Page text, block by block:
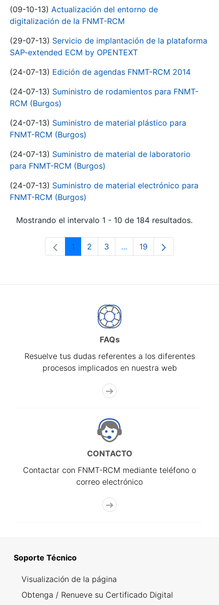
(09-10-13) Actualización del entorno de
digitalización de la FNMT-RCM
(29-07-13) Servicio de implantación de la plataforma
SAP-extended ECM by OPENTEXT
(24-07-13) Edición de agendas FNMT-RCM 2014
(24-07-13) Suministro de rodamientos para FNMT-
RCM (Burgos)
(24-07-13) Suministro de material plástico para
FNMT-RCM (Burgos)
(24-07-13) Suministro de material de laboratorio
para FNMT-RCM (Burgos)
(24-07-13) Suministro de material electrónico para
FNMT-RCM (Burgos)
Mostrando el intervalo 1 - 10 de 184 resultados.
Página
1 Página
2 Página
3 ...Páginas intermedias Use
Página
19
FAQs
Resuelve tus dudas referentes a los diferentes
procesos implicados en nuestra web
CONTACTO
Contactar con FNMT-RCM mediante teléfono o
correo electrónico
Soporte Técnico
Visualización de la página
Obtenga / Renueve su Certificado Digital